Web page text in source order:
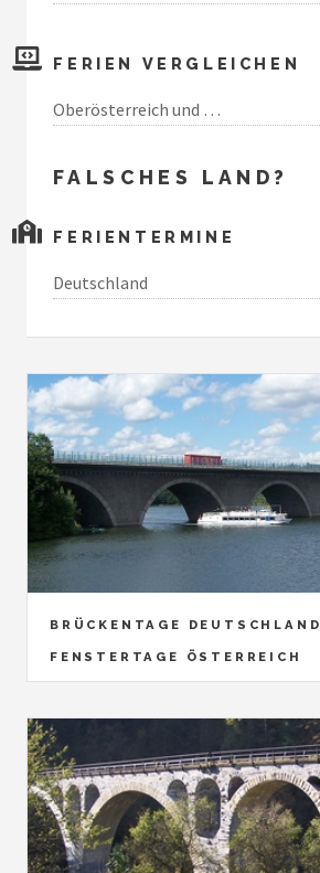
FERIEN VERGLEICHEN
Oberösterreich und …
FALSCHES LAND?
FERIENTERMINE
Deutschland
BRÜCKENTAGE DEUTSCHLAND
FENSTERTAGE ÖSTERREICH